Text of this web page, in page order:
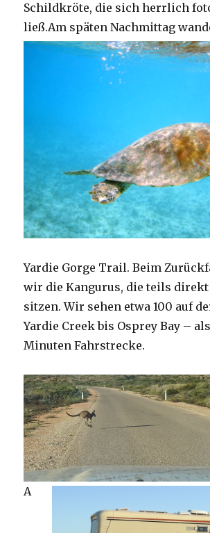
Schildkröte, die sich herrlich
ließ.Am späten Nachmittag
Yardie Gorge Trail. Beim
wir die Kangurus, die teils direkt
sitzen. Wir sehen etwa 100 auf
Yardie Creek bis Osprey Bay –
Minuten Fahrstrecke.
A